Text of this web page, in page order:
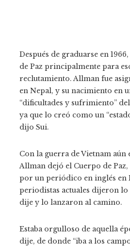
Después de graduarse en
de Paz principalmente para
reclutamiento. Allman fue
en Nepal, y su nacimiento en
“dificultades y sufrimiento”
ya que lo creó como un
dijo Sui.
Con la guerra de Vietnam aún
Allman dejó el Cuerpo de
por un periódico en inglés en
periodistas actuales dijeron
dije y lo lanzaron al camino.
Estaba orgulloso de aquella
dije, de donde “iba a los